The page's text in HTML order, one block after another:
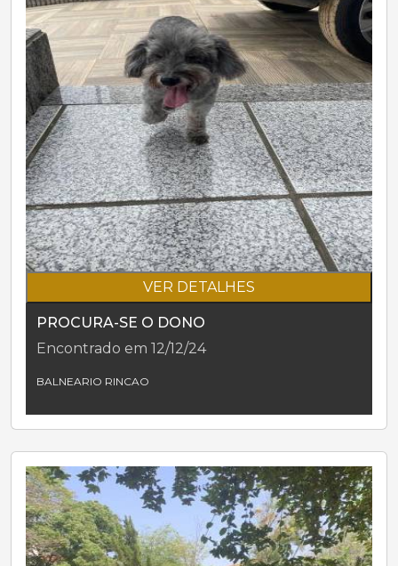
VER DETALHES
PROCURA-SE O DONO
Encontrado em 12/12/24
BALNEARIO RINCAO